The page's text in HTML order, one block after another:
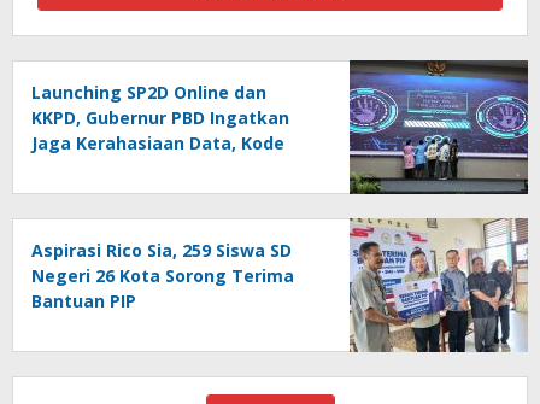
Launching SP2D Online dan
KKPD, Gubernur PBD Ingatkan
Jaga Kerahasiaan Data, Kode
Aspirasi Rico Sia, 259 Siswa SD
Negeri 26 Kota Sorong Terima
Bantuan PIP